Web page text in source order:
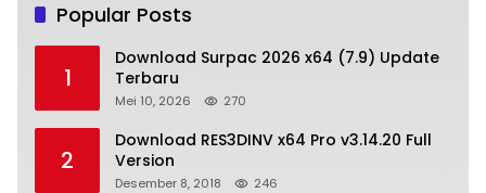
Popular Posts
1
Download Surpac 2026 x64 (7.9) Update
Terbaru
Mei 10, 2026 270
2
Download RES3DINV x64 Pro v3.14.20 Full
Version
Desember 8, 2018 246